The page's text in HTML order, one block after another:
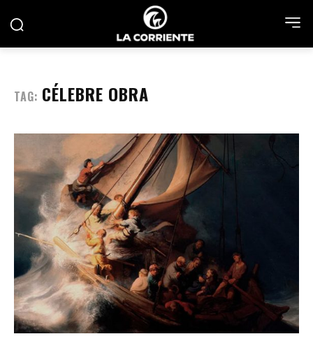
TAG: CÉLEBRE OBRA